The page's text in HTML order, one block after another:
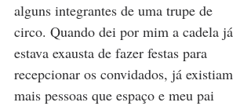
alguns integrantes de uma trupe de
circo. Quando dei por mim a cadela já
estava exausta de fazer festas para
recepcionar os convidados, já existiam
mais pessoas que espaço e meu pai